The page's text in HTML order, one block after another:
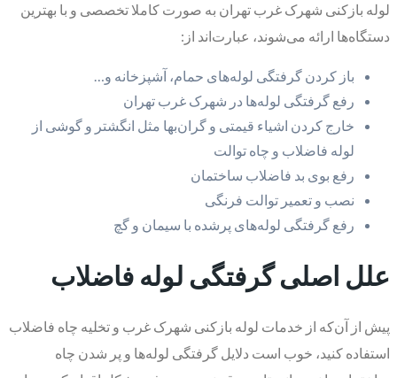
لوله بازکنی شهرک غرب تهران به صورت کاملا تخصصی و با بهترین
دستگاه‌ها ارائه می‌شوند، عبارت‌اند از:
باز کردن گرفتگی لوله‌های حمام، آشپزخانه و…
رفع گرفتگی لوله‌ها در شهرک غرب تهران
خارج کردن اشیاء قیمتی و گران‌بها مثل انگشتر و گوشی از
لوله فاضلاب و چاه توالت
رفع بوی بد فاضلاب ساختمان
نصب و تعمیر توالت فرنگی
رفع گرفتگی لوله‌های پرشده با سیمان و گچ
​علل اصلی گرفتگی لوله فاضلاب
پیش از آن‌که از خدمات لوله بازکنی شهرک غرب و تخلیه چاه فاضلاب
استفاده کنید، خوب است دلایل گرفتگی لوله‌ها و پر شدن چاه